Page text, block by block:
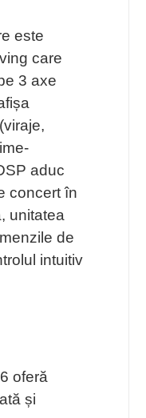
este
care
3 axe
aduc
concert în
unitatea
de
intuitiv
oferă
și